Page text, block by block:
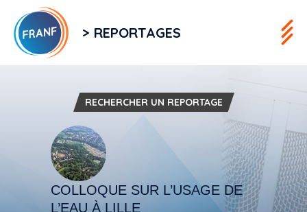
> REPORTAGES
RECHERCHER UN REPORTAGE
COLLOQUE SUR L’USAGE DE
L’EAU À LILLE